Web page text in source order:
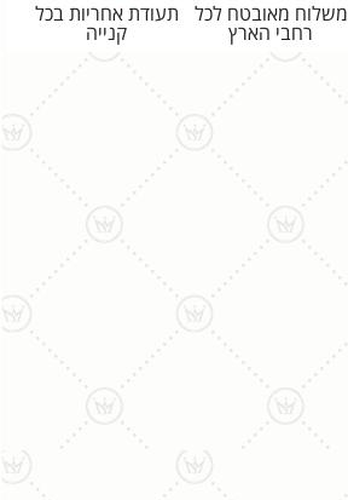
משלוח מאובטח לכל
רחבי הארץ
תעודת אחריות בכל
קנייה